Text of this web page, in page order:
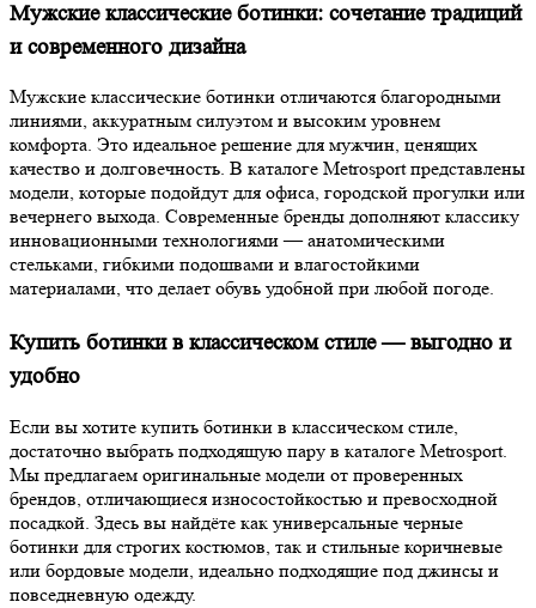
Мужские классические ботинки: сочетание традиций
и современного дизайна
Мужские классические ботинки отличаются благородными
линиями, аккуратным силуэтом и высоким уровнем
комфорта. Это идеальное решение для мужчин, ценящих
качество и долговечность. В каталоге Metrosport представлены
модели, которые подойдут для офиса, городской прогулки или
вечернего выхода. Современные бренды дополняют классику
инновационными технологиями — анатомическими
стельками, гибкими подошвами и влагостойкими
материалами, что делает обувь удобной при любой погоде.
Купить ботинки в классическом стиле — выгодно и
удобно
Если вы хотите купить ботинки в классическом стиле,
достаточно выбрать подходящую пару в каталоге Metrosport.
Мы предлагаем оригинальные модели от проверенных
брендов, отличающиеся износостойкостью и превосходной
посадкой. Здесь вы найдёте как универсальные черные
ботинки для строгих костюмов, так и стильные коричневые
или бордовые модели, идеально подходящие под джинсы и
повседневную одежду.